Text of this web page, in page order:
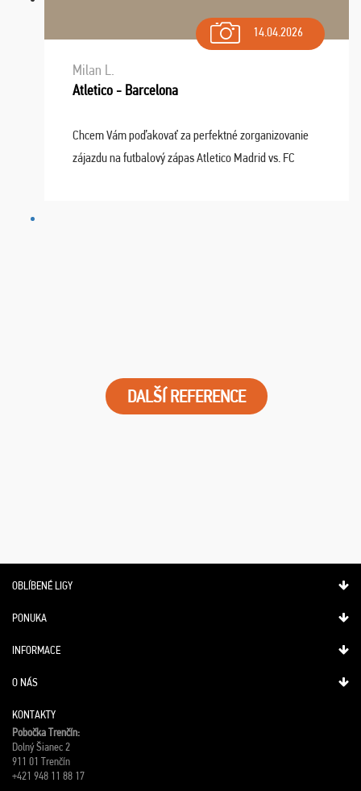
14.04.2026
Milan L.
Atletico - Barcelona
Chcem Vám poďakovať za perfektné zorganizovanie
zájazdu na futbalový zápas Atletico Madrid vs. FC
DALŠÍ REFERENCE
OBLÍBENÉ LIGY
PONUKA
INFORMACE
O NÁS
KONTAKTY
Pobočka Trenčín:
Dolný Šianec 2
911 01 Trenčín
+421 948 11 88 17